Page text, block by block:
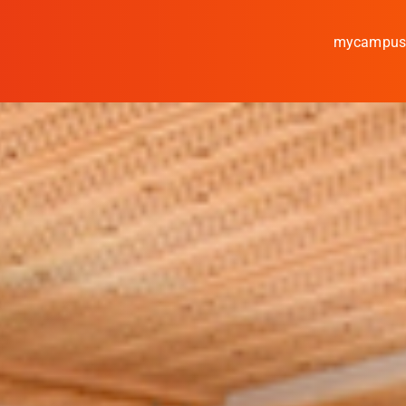
mycampus
Studieren
Forschen
Kooperieren
Hochschule Coburg
Regionalentwicklung
Entdecke die Region
Informationen für …